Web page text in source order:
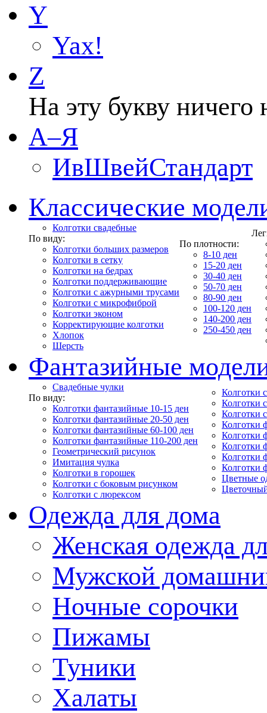
Y
Yax!
Z
На эту букву ничего
А–Я
ИвШвейСтандарт
Классические
Колготки свадебные
По виду:
Колготки больших размеров
Колготки в сетку
Колготки на бедрах
Колготки поддерживающие
Колготки с ажурными трусами
Колготки с микрофиброй
Колготки эконом
Корректирующие колготки
Хлопок
Шерсть
По плотности:
8-10 ден
15-20 ден
30-40 ден
50-70 ден
80-90 ден
100-120 ден
140-200 ден
250-450 ден
Фантазийные
Свадебные чулки
По виду:
Колготки фантазийные 10-15 ден
Колготки фантазийные 20-50 ден
Колготки фантазийные 60-100 ден
Колготки фантазийные 110-200 ден
Геометрический рисунок
Имитация чулка
Колготки в горошек
Колготки с боковым рисунком
Колготки с люрексом
Колготки
Колготки
Колготки
Колготки
Колготки
Колготки
Колготки
Колготки
Цветные
Одежда для дома
Женская одежда
Мужской
Ночные сорочки
Пижамы
Туники
Халаты